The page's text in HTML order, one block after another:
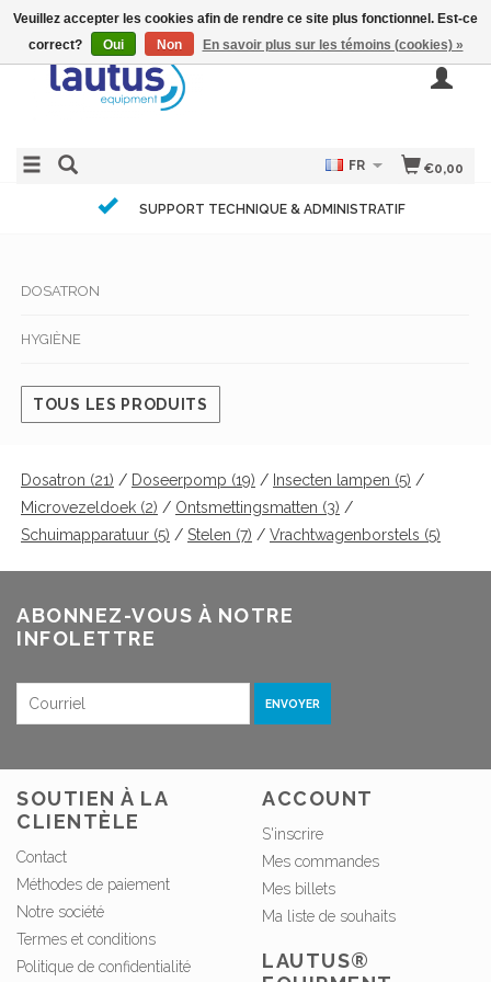
€0,00
FR
SUPPORT TECHNIQUE & ADMINISTRATIF
DOSATRON
HYGIÈNE
TOUS LES PRODUITS
Dosatron (21) / Doseerpomp (19) / Insecten lampen (5) /
Microvezeldoek (2) / Ontsmettingsmatten (3) /
Schuimapparatuur (5) / Stelen (7) / Vrachtwagenborstels (5)
ABONNEZ-VOUS À NOTRE
INFOLETTRE
ENVOYER
SOUTIEN À LA
CLIENTÈLE
Contact
Méthodes de paiement
Notre société
Termes et conditions
Politique de confidentialité
ACCOUNT
S'inscrire
Mes commandes
Mes billets
Ma liste de souhaits
LAUTUS®
Veuillez accepter les cookies afin de rendre ce site plus fonctionnel. Est-ce
correct?
Oui Non En savoir plus sur les témoins (cookies) »